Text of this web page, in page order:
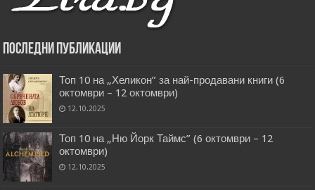
Последни публикации
Топ 10 на „Хеликон” за най-продавани книги (6
октомври – 12 октомври)
12.10.2025
Топ 10 на „Ню Йорк Таймс” (6 октомври – 12
октомври)
12.10.2025